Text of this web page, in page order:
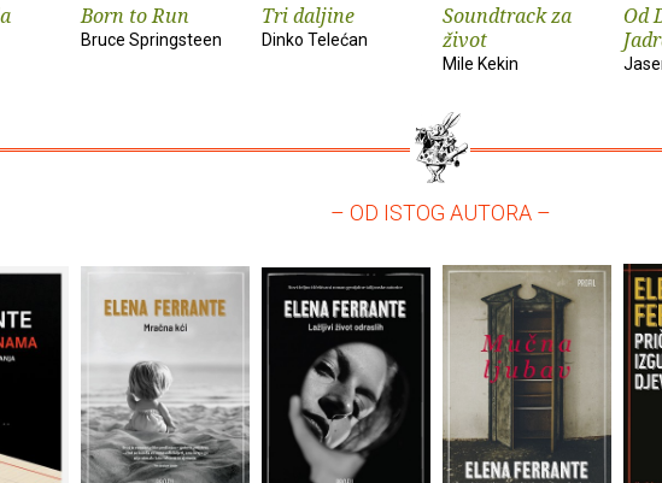
Born to Run
Bruce Springsteen
Tri daljine
Dinko Telećan
Soundtrack za
život
Mile Kekin
Od
– OD ISTOG AUTORA –